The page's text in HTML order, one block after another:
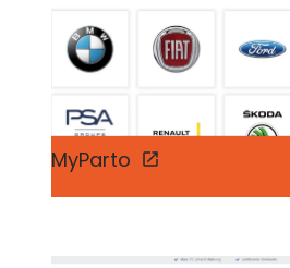
MyParto